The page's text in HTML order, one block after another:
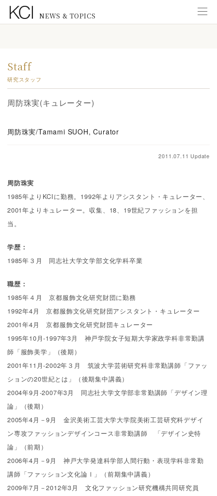
Staff
研究スタッフ
周防珠実(キュレーター)
周防珠実/Tamami SUOH, Curator
2011.07.11 Update
周防珠実
1985年よりKCIに勤務。1992年よりアシスタント・キュレーター、
2001年よりキュレーター。収集、18、19世紀ファッションを担
当。
学歴：
1985年３月 同志社大学文学部文化学科卒業
職歴：
1985年４月 京都服飾文化研究財団に勤務
1992年4月 京都服飾文化研究財団アシスタント・キュレーター
2001年4月 京都服飾文化研究財団キュレーター
1995年10月-1997年3月 神戸学院女子短期大学家政学科非常勤講
師「服飾美学」（後期）
2001年11月‐2002年３月 筑波大学芸術研究科非常勤講師「ファッ
ションの20世紀とは」（後期集中講義）
2004年9月‐2007年3月 同志社大学文学部非常勤講師「デザイン理
論」（後期）
2005年4月－9月 金沢美術工芸大学大学院美術工芸研究科デザイ
ン専攻ファッションデザインコース非常勤講師 「デザイン史特
論」（前期）
2006年4月－9月 神戸大学発達科学部人間行動・表現学科非常勤
講師「ファッション文化論Ⅰ」（前期集中講義）
2009年7月－2012年3月 文化ファッション研究機構共同研究員
NEWS & TOPICS
News from KCI Gallery
News from Staff
Education
教育普及活動